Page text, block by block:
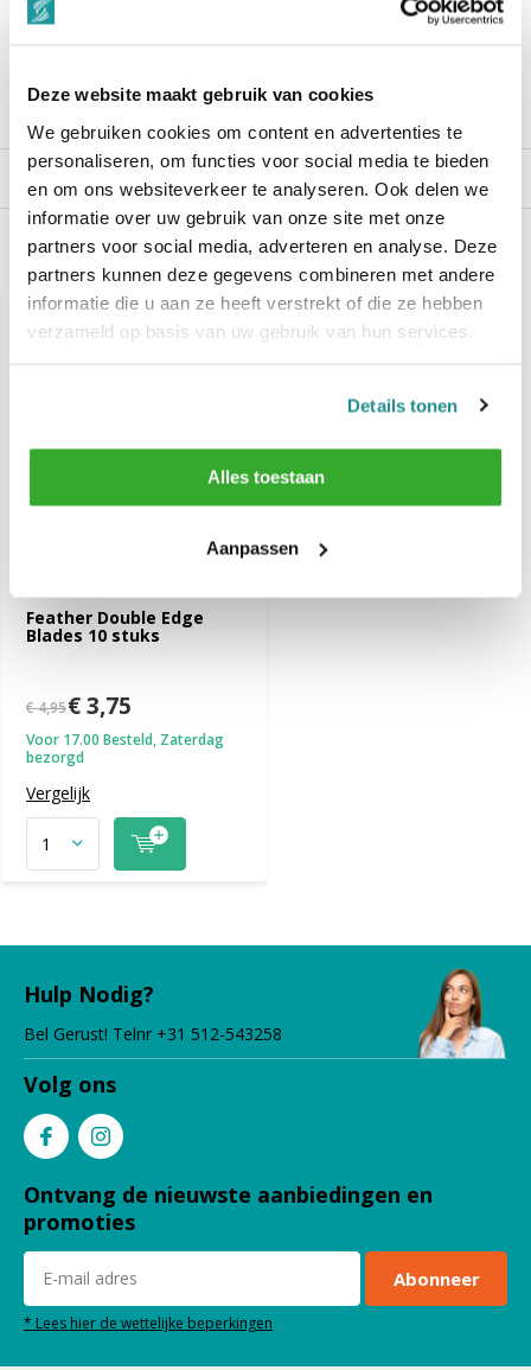
Deze website maakt gebruik van cookies
We gebruiken cookies om content en advertenties te
personaliseren, om functies voor social media te bieden
en om ons websiteverkeer te analyseren. Ook delen we
informatie over uw gebruik van onze site met onze
partners voor social media, adverteren en analyse. Deze
partners kunnen deze gegevens combineren met andere
informatie die u aan ze heeft verstrekt of die ze hebben
verzameld op basis van uw gebruik van hun services.
Details tonen
Alles toestaan
Aanpassen
““Snelle levering , alles compleet, goed verpakt.””
Reviews
Recent bekeken
Feather Double Edge
Blades 10 stuks
-24%
SALE
€ 4,95€ 3,75
Voor 17.00 Besteld, Zaterdag
bezorgd
Vergelijk
Hulp Nodig?
Bel Gerust! Telnr +31 512-543258
Volg ons
Ontvang de nieuwste aanbiedingen en
promoties
Abonneer
* Lees hier de wettelijke beperkingen